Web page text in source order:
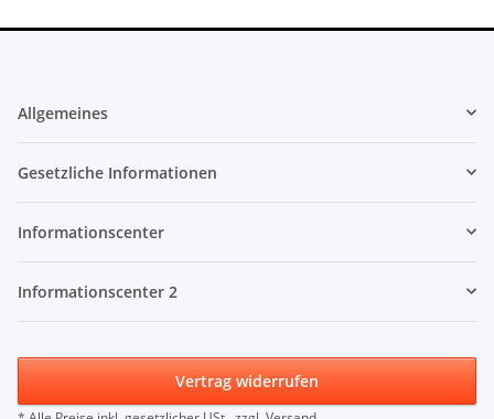
Allgemeines
Gesetzliche Informationen
Informationscenter
Informationscenter 2
Vertrag widerrufen